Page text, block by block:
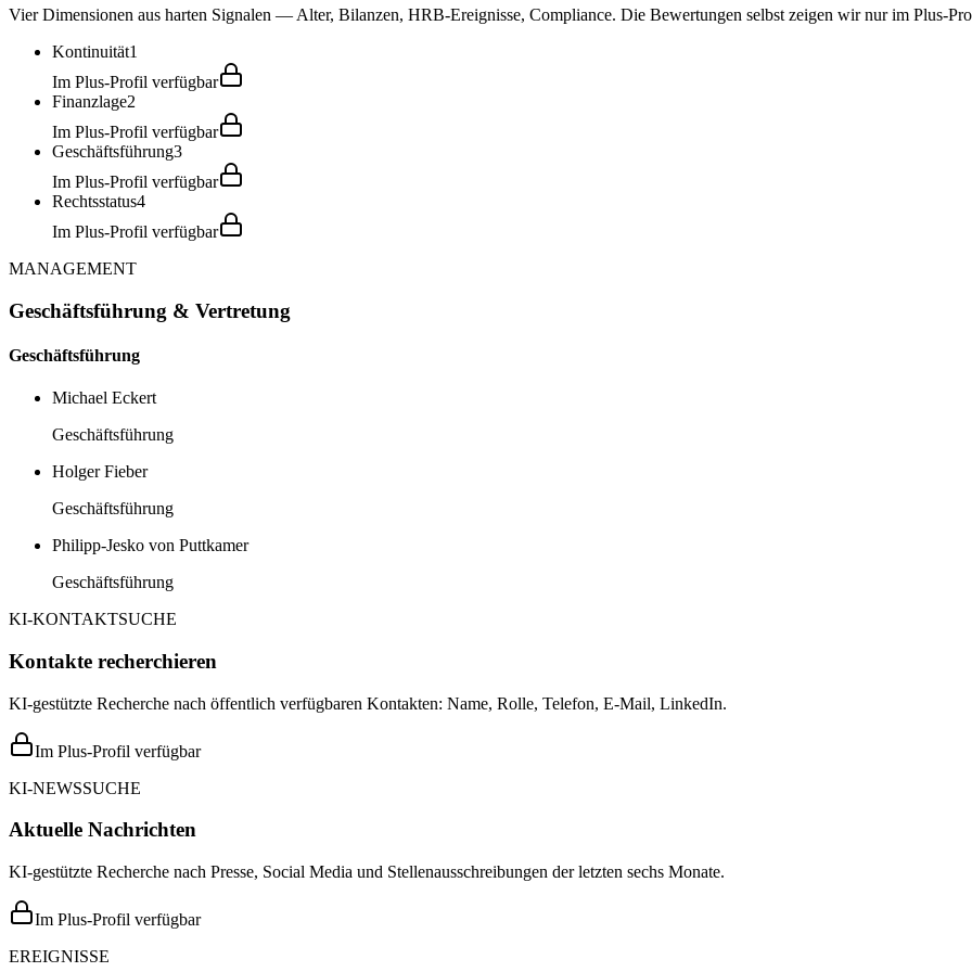
Vier Dimensionen aus harten Signalen — Alter, Bilanzen, HRB-Ereignisse, Compliance. Die Bewertungen selbst zeigen wir nur im Plus-
Kontinuität1
Im Plus-Profil verfügbar
Finanzlage2
Im Plus-Profil verfügbar
Geschäftsführung3
Im Plus-Profil verfügbar
Rechtsstatus4
Im Plus-Profil verfügbar
MANAGEMENT
Geschäftsführung & Vertretung
Geschäftsführung
Michael Eckert
Geschäftsführung
Holger Fieber
Geschäftsführung
Philipp-Jesko von Puttkamer
Geschäftsführung
KI-KONTAKTSUCHE
Kontakte recherchieren
KI-gestützte Recherche nach öffentlich verfügbaren Kontakten: Name, Rolle, Telefon, E-Mail, LinkedIn.
Im Plus-Profil verfügbar
KI-NEWSSUCHE
Aktuelle Nachrichten
KI-gestützte Recherche nach Presse, Social Media und Stellenausschreibungen der letzten sechs Monate.
Im Plus-Profil verfügbar
EREIGNISSE